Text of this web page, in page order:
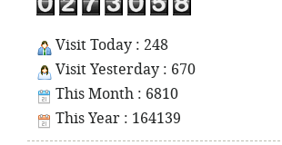
Visit Today : 248
Visit Yesterday : 670
This Month : 6810
This Year : 164139